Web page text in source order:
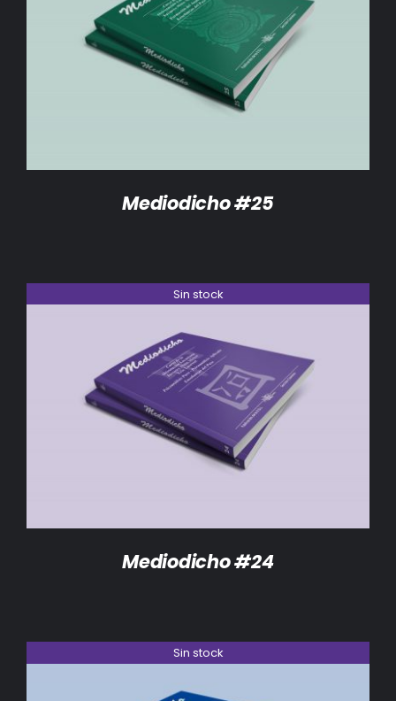
DETALLES
Mediodicho #25
Sin stock
DETALLES
Mediodicho #24
Sin stock